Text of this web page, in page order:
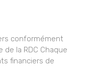
conformément
de la RDC Chaque
financiers de